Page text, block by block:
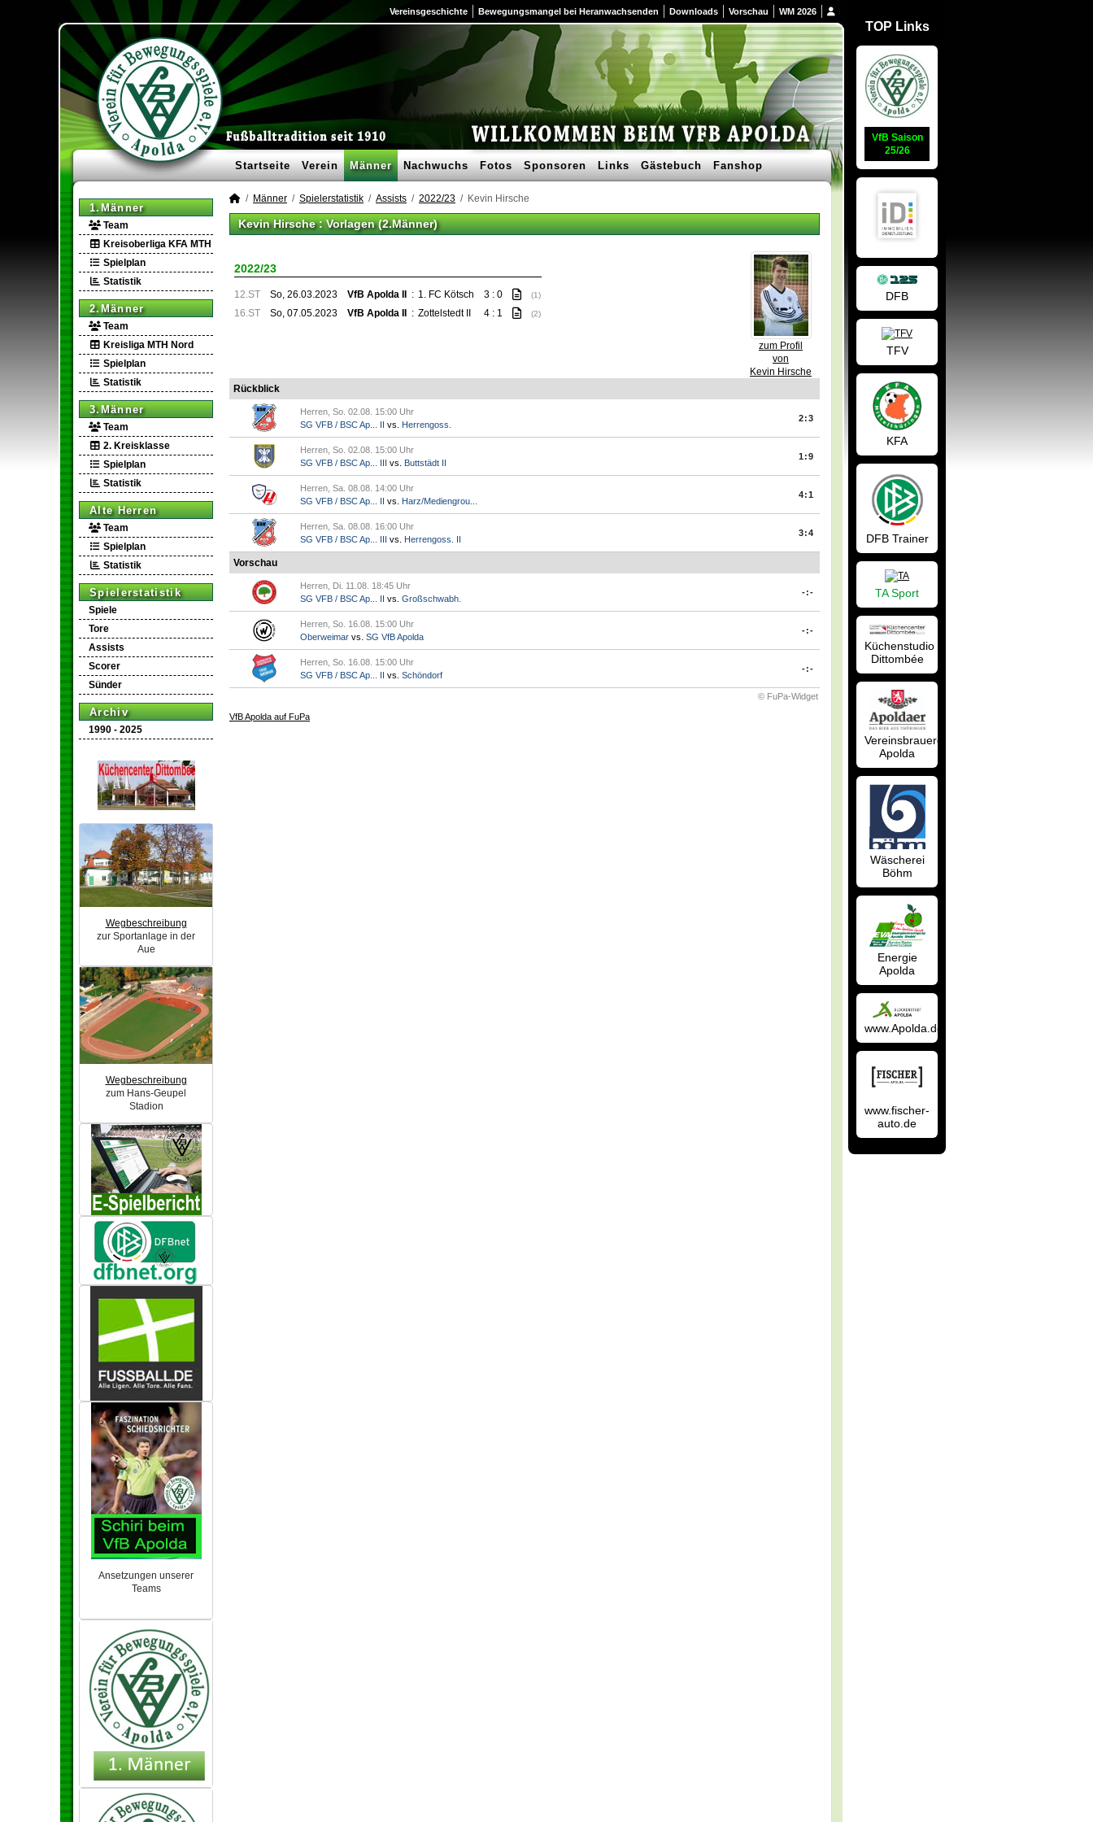
Vereinsgeschichte Bewegungsmangel bei Heranwachsenden Downloads Vorschau WM 2026
Startseite Verein Männer Nachwuchs Fotos Sponsoren Links Gästebuch Fanshop
1.Männer
Team
Kreisoberliga KFA MTH
Spielplan
Statistik
2.Männer
Team
Kreisliga MTH Nord
Spielplan
Statistik
3.Männer
Team
2. Kreisklasse
Spielplan
Statistik
Alte Herren
Team
Spielplan
Statistik
Spielerstatistik
Spiele
Tore
Assists
Scorer
Sünder
Archiv
1990 - 2025
Wegbeschreibung
zur Sportanlage in der
Aue
Wegbeschreibung
zum Hans-Geupel
Stadion
Ansetzungen unserer
Teams
Männer Spielerstatistik Assists 2022/23 Kevin Hirsche
Kevin Hirsche : Vorlagen (2.Männer)
zum Profil
von
Kevin Hirsche
2022/23
12.ST So, 26.03.2023 VfB Apolda II : 1. FC Kötsch 3 : 0 (1)
16.ST So, 07.05.2023 VfB Apolda II : Zottelstedt II 4 : 1 (2)
Rückblick
Herren, So. 02.08. 15:00 Uhr
SG VFB / BSC Ap... II vs. Herrengoss.
2:3
Herren, So. 02.08. 15:00 Uhr
SG VFB / BSC Ap... III vs. Buttstädt II
1:9
Herren, Sa. 08.08. 14:00 Uhr
SG VFB / BSC Ap... II vs. Harz/Mediengrou...
4:1
Herren, Sa. 08.08. 16:00 Uhr
SG VFB / BSC Ap... III vs. Herrengoss. II
3:4
Vorschau
Herren, Di. 11.08. 18:45 Uhr
SG VFB / BSC Ap... II vs. Großschwabh.
-:-
Herren, So. 16.08. 15:00 Uhr
Oberweimar vs. SG VfB Apolda
-:-
Herren, So. 16.08. 15:00 Uhr
SG VFB / BSC Ap... II vs. Schöndorf
-:-
© FuPa-Widget
VfB Apolda auf FuPa
TOP Links
VfB Saison
25/26
DFB
TFV
KFA
DFB Trainer
TA Sport
Küchenstudio
Dittombée
Vereinsbrauerei
Apolda
Wäscherei
Böhm
Energie
Apolda
www.Apolda.de
www.fischer-
auto.de